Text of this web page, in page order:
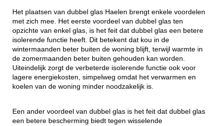
Het plaatsen van dubbel glas Haelen brengt enkele voordelen
met zich mee. Het eerste voordeel van dubbel glas ten
opzichte van enkel glas, is het feit dat dubbel glas een betere
isolerende functie heeft. Dit betekent dat kou in de
wintermaanden beter buiten de woning blijft, terwijl warmte in
de zomermaanden beter buiten gehouden kan worden.
Uiteindelijk zorgt de verbeterde isolerende functie ook voor
lagere energiekosten, simpelweg omdat het verwarmen en
koelen van de woning minder noodzakelijk is.
Een ander voordeel van dubbel glas is het feit dat dubbel glas
een betere bescherming biedt tegen wisselende